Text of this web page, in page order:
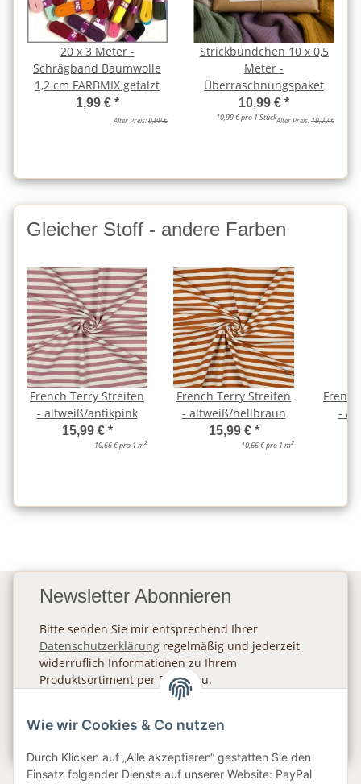
20 x 3 Meter -
Schrägband Baumwolle
1,2 cm FARBMIX gefalzt
1,99 € *
Alter Preis:9,99 €
Strickbündchen 10 x 0,5
Meter -
Überraschnungspaket
10,99 € *
10,99 € pro 1 StückAlter Preis:19,99 €
Gleicher Stoff - andere Farben
French Terry Streifen
- altweiß/antikpink
15,99 € *
10,66 € pro 1 m2
French Terry Streifen
- altweiß/hellbraun
15,99 € *
10,66 € pro 1 m2
-
Newsletter Abonnieren
Bitte senden Sie mir entsprechend Ihrer
Datenschutzerklärung regelmäßig und jederzeit
widerruflich Informationen zu Ihrem
Produktsortiment per E-Mail zu.
Wie wir Cookies & Co nutzen
Durch Klicken auf „Alle akzeptieren“ gestatten Sie den
Einsatz folgender Dienste auf unserer Website: PayPal